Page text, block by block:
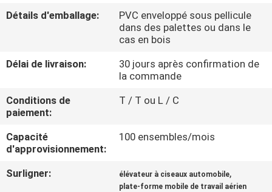
DE
DE
LA
QUALITÉ
NOUS
Détails d'emballage:
PVC enveloppé sous pellicule
dans des palettes ou dans le
cas en bois
Délai de livraison:
30 jours après confirmation de
la commande
Conditions de
paiement:
T / T ou L / C
Capacité
d'approvisionnement:
100 ensembles/mois
Surligner: élévateur à ciseaux automobile,
plate-forme mobile de travail aérien